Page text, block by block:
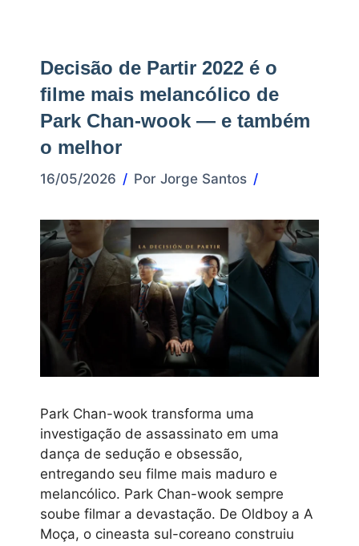
Decisão de Partir 2022 é o
filme mais melancólico de
Park Chan-wook — e também
o melhor
16/05/2026 Por Jorge Santos
Park Chan-wook transforma uma
investigação de assassinato em uma
dança de sedução e obsessão,
entregando seu filme mais maduro e
melancólico. Park Chan-wook sempre
soube filmar a devastação. De Oldboy a A
Moça, o cineasta sul-coreano construiu